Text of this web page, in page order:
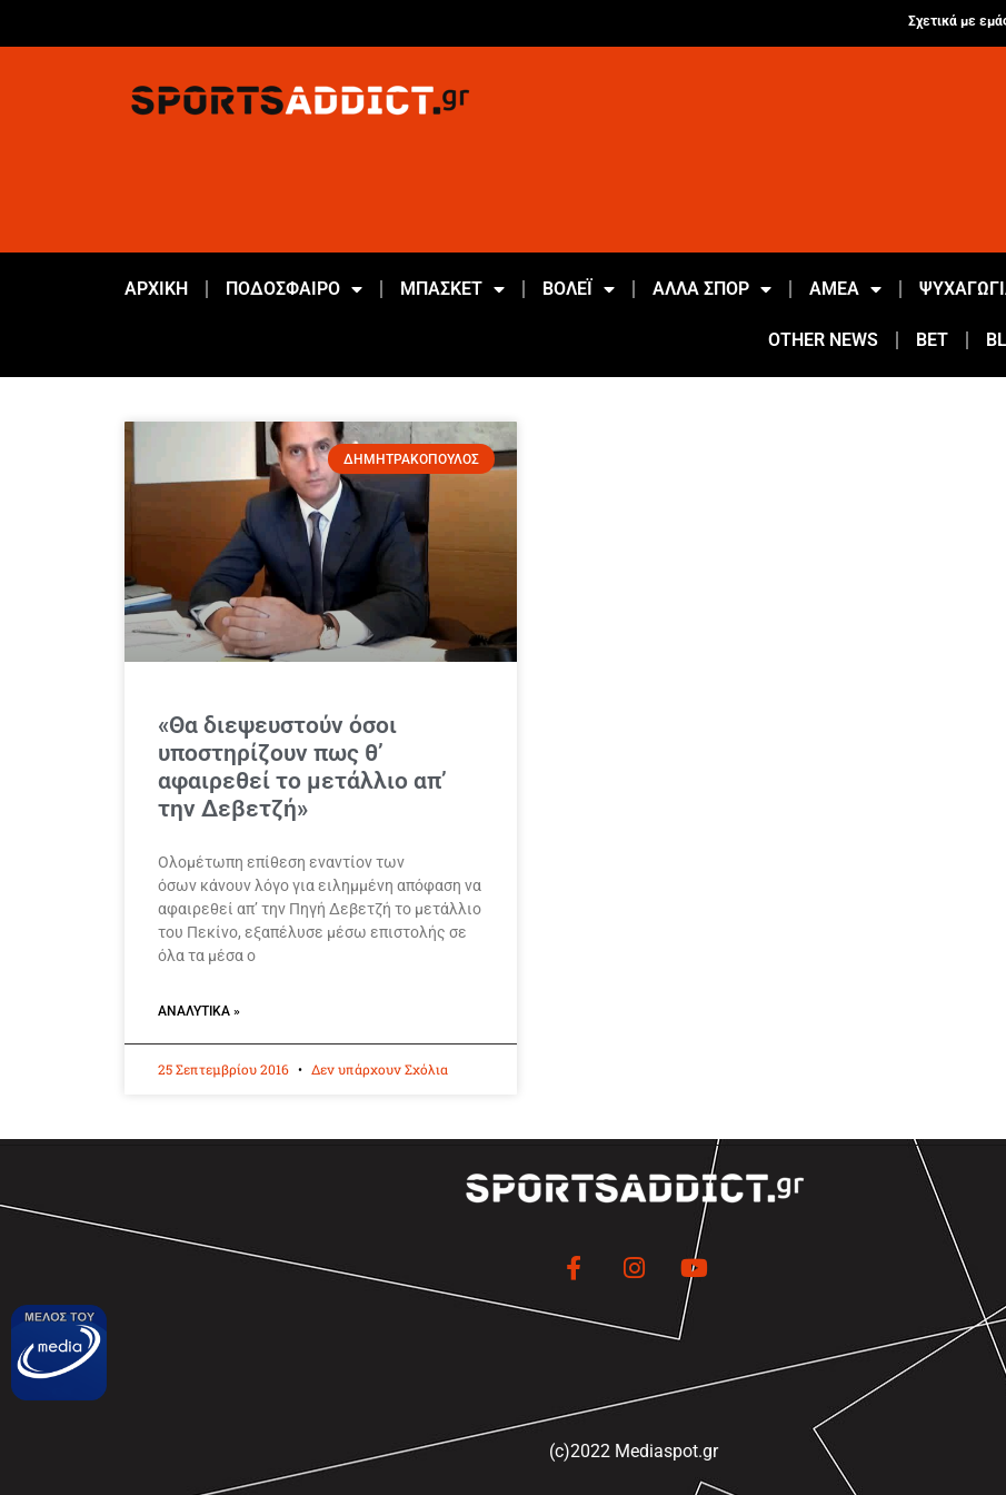
Σχετικά με εμάς
ΑΡΧΙΚΗ ΠΟΔΟΣΦΑΙΡΟ ΜΠΑΣΚΕΤ ΒΟΛΕΪ ΑΛΛΑ ΣΠΟΡ ΑΜΕΑ
OTHER NEWS BET
ΔΗΜΗΤΡΑΚΟΠΟΥΛΟΣ
«Θα διεψευστούν όσοι
υποστηρίζουν πως θ’
αφαιρεθεί το μετάλλιο απ’
την Δεβετζή»
Ολομέτωπη επίθεση εναντίον των
όσων κάνουν λόγο για ειλημμένη απόφαση να
αφαιρεθεί απ’ την Πηγή Δεβετζή το μετάλλιο
του Πεκίνο, εξαπέλυσε μέσω επιστολής σε
όλα τα μέσα ο
ΑΝΑΛΥΤΙΚΆ »
25 Σεπτεμβρίου 2016 Δεν υπάρχουν Σχόλια
(c)2022 Mediaspot.gr